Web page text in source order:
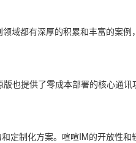
域都有深厚的积累和丰富的案例
版也提供了零成本部署的核心通
定制化方案。喧喧IM的开放性